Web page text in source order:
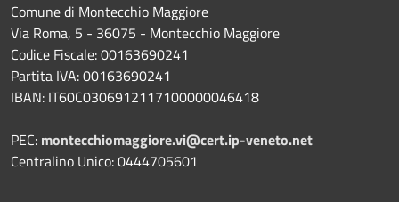
Comune di Montecchio Maggiore
Via Roma, 5 - 36075 - Montecchio Maggiore
Codice Fiscale: 00163690241
Partita IVA: 00163690241
IBAN: IT60C0306912117100000046418
PEC: montecchiomaggiore.vi@cert.ip-veneto.net
Centralino Unico: 0444705601